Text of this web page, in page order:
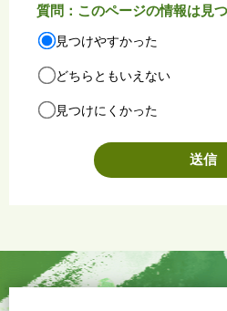
質問：このページの情報は見
見つけやすかった
どちらともいえない
見つけにくかった